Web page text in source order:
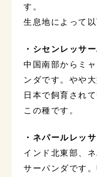
す。
生息地によって
・シセンレッサ
中国南部からミ
ンダです。やや
日本で飼育され
この種です。
・ネパールレッ
インド北東部、
サーパンダです